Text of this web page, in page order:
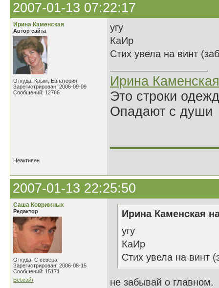
2007-01-13 07:22:17
Ирина Каменская
Автор сайта
Откуда: Крым, Евпатория
Зарегистрирован: 2006-09-09
Сообщений: 12766
угу
КаИр
Стих увела на винт
Ирина Каменская
Это строки
Опадают с души
Неактивен
2007-01-13 22:25:50
Саша Коврижных
Редактор
Откуда: С севера.
Зарегистрирован: 2006-08-15
Сообщений: 15171
Вебсайт
Ирина Каменская
угу
КаИр
Стих увела на винт
не забывай о главном.